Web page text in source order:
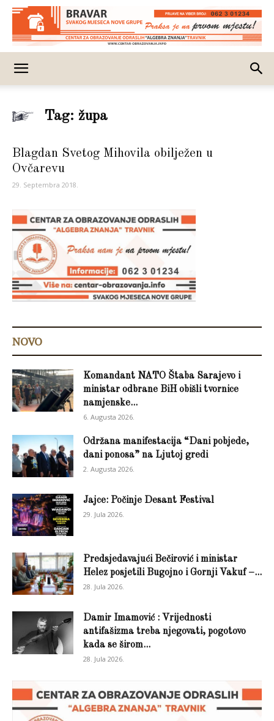
Tag: župa
Blagdan Svetog Mihovila obilježen u
Ovčarevu
29. Septembra 2018.
NOVO
Komandant NATO Štaba Sarajevo i
ministar odbrane BiH obišli tvornice
namjenske...
6. Augusta 2026.
Održana manifestacija “Dani pobjede,
dani ponosa” na Ljutoj gredi
2. Augusta 2026.
Jajce: Počinje Desant Festival
29. Jula 2026.
Predsjedavajući Bečirović i ministar
Helez posjetili Bugojno i Gornji Vakuf –...
28. Jula 2026.
Damir Imamović : Vrijednosti
antifašizma treba njegovati, pogotovo
kada se širom...
28. Jula 2026.